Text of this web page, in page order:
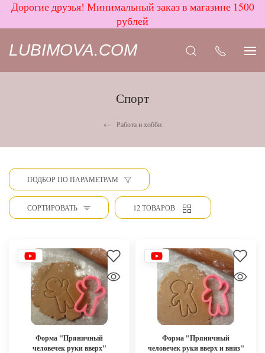
Дорогие друзья! Минимальный заказ в магазине 1500
рублей
LUBIMOVA.COM
Спорт
Работа и хобби
ПОДБОР ПО ПАРАМЕТРАМ
СОРТИРОВАТЬ 12 ТОВАРОВ
Форма "Пряничный
человечек руки вверх"
Форма "Пряничный
человечек руки вверх и вниз"